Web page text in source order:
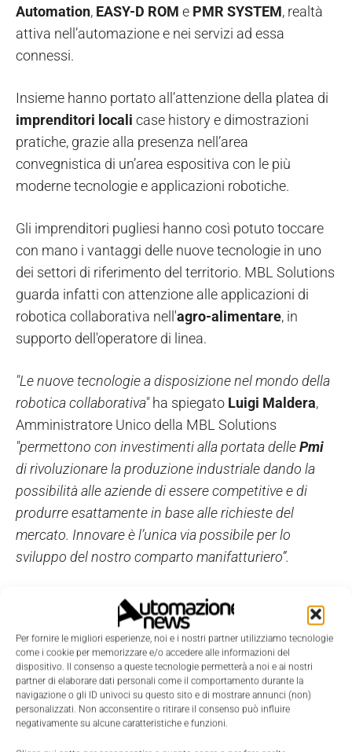
Per fornire le migliori esperienze, noi e i nostri partner utilizziamo tecnologie
come i cookie per memorizzare e/o accedere alle informazioni del
dispositivo. Il consenso a queste tecnologie permetterà a noi e ai nostri
partner di elaborare dati personali come il comportamento durante la
navigazione o gli ID univoci su questo sito e di mostrare annunci (non)
personalizzati. Non acconsentire o ritirare il consenso può influire
negativamente su alcune caratteristiche e funzioni.
Automation, EASY-D ROM e PMR SYSTEM, realtà
attiva nell’automazione e nei servizi ad essa
connessi.
Insieme hanno portato all’attenzione della platea di
imprenditori locali case history e dimostrazioni
pratiche, grazie alla presenza nell’area
convegnistica di un’area espositiva con le più
moderne tecnologie e applicazioni robotiche.
Gli imprenditori pugliesi hanno così potuto toccare
con mano i vantaggi delle nuove tecnologie in uno
dei settori di riferimento del territorio. MBL Solutions
guarda infatti con attenzione alle applicazioni di
robotica collaborativa nell'agro-alimentare, in
supporto dell'operatore di linea.
"Le nuove tecnologie a disposizione nel mondo della
robotica collaborativa"ha spiegato Luigi Maldera,
Amministratore Unico della MBL Solutions
"permettono con investimenti alla portata dellePmi
di rivoluzionare la produzione industriale dando la
possibilità alle aziende di essere competitive e di
produrre esattamente in base alle richieste del
mercato. Innovare è l’unica via possibile per lo
sviluppo del nostro comparto manifatturiero”.
EASY-D ROM Mbl Solutions
Robotica collaborativa Rockwell Automation
Sistemi di produzione